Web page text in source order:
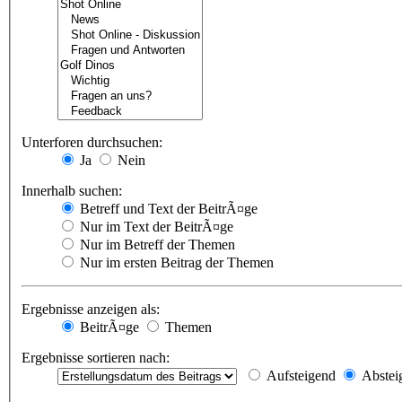
Unterforen durchsuchen:
Ja
Nein
Innerhalb suchen:
Betreff und Text der BeitrÃ¤ge
Nur im Text der BeitrÃ¤ge
Nur im Betreff der Themen
Nur im ersten Beitrag der Themen
Ergebnisse anzeigen als:
BeitrÃ¤ge
Themen
Ergebnisse sortieren nach:
Aufsteigend